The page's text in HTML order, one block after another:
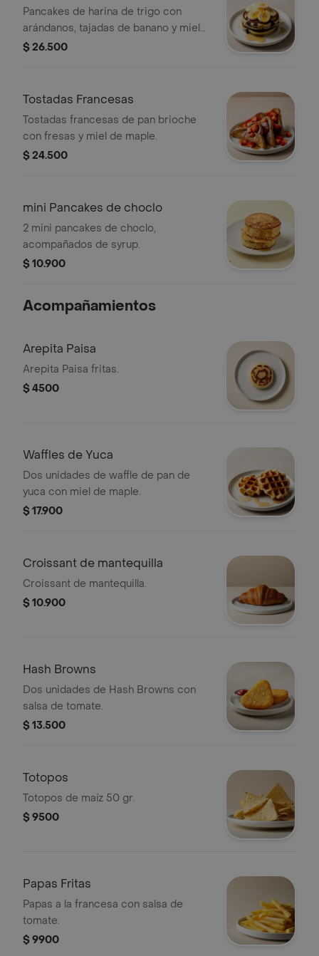
Pancakes de harina de trigo con
arándanos, tajadas de banano y miel
de maple.
$ 26.500
Tostadas Francesas
Tostadas francesas de pan brioche
con fresas y miel de maple.
$ 24.500
mini Pancakes de choclo
2 mini pancakes de choclo,
acompañados de syrup.
$ 10.900
Acompañamientos
Arepita Paisa
Arepita Paisa fritas.
$ 4500
Waffles de Yuca
Dos unidades de waffle de pan de
yuca con miel de maple.
$ 17.900
Croissant de mantequilla
Croissant de mantequilla.
$ 10.900
Hash Browns
Dos unidades de Hash Browns con
salsa de tomate.
$ 13.500
Totopos
Totopos de maíz 50 gr.
$ 9500
Papas Fritas
Papas a la francesa con salsa de
tomate.
$ 9900